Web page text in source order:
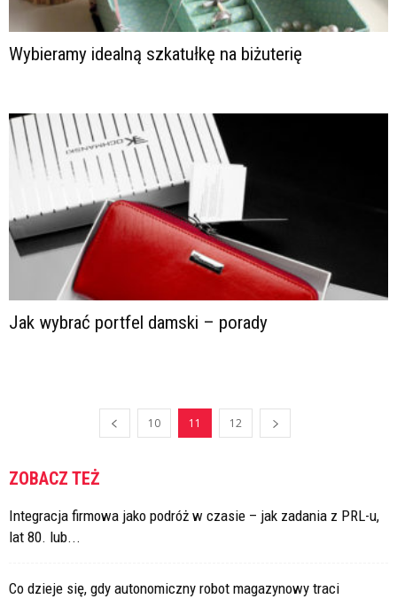
Wybieramy idealną szkatułkę na biżuterię
Jak wybrać portfel damski – porady
10 11 12
ZOBACZ TEŻ
Integracja firmowa jako podróż w czasie – jak zadania z PRL-u,
lat 80. lub...
Co dzieje się, gdy autonomiczny robot magazynowy traci